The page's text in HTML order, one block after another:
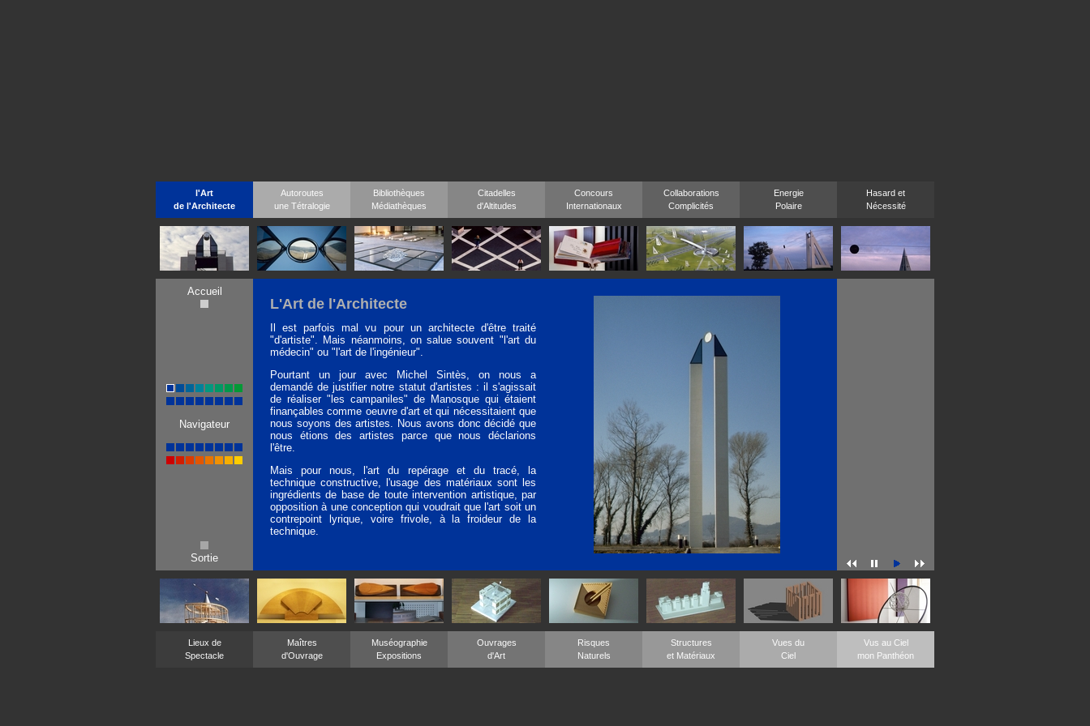
l'Art
de l'Architecte
Autoroutes
une Tétralogie
Bibliothèques
Médiathèques
Citadelles
d'Altitudes
Concours
Internationaux
Collaborations
Complicités
Energie
Polaire
Hasard et
Nécessité
Accueil
Navigateur
Sortie
L'Art de l'Architecte
Il est parfois mal vu pour un architecte d'être traité
"d'artiste". Mais néanmoins, on salue souvent "l'art du
médecin" ou "l'art de l'ingénieur".
Pourtant un jour avec Michel Sintès, on nous a
demandé de justifier notre statut d'artistes : il s'agissait
de réaliser "les campaniles" de Manosque qui étaient
finançables comme oeuvre d'art et qui nécessitaient que
nous soyons des artistes. Nous avons donc décidé que
nous étions des artistes parce que nous déclarions
l'être.
Mais pour nous, l'art du repérage et du tracé, la
technique constructive, l'usage des matériaux sont les
ingrédients de base de toute intervention artistique, par
opposition à une conception qui voudrait que l'art soit un
contrepoint lyrique, voire frivole, à la froideur de la
technique.
Lieux de
Spectacle
Maîtres
d'Ouvrage
Muséographie
Expositions
Ouvrages
d'Art
Risques
Naturels
Structures
et Matériaux
Vues du
Ciel
Vus au Ciel
mon Panthéon